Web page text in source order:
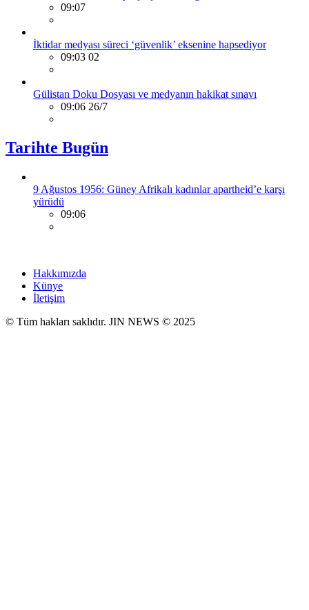
09:07
İktidar medyası süreci ‘güvenlik’ eksenine hapsediyor
09:03 02
Gülistan Doku Dosyası ve medyanın hakikat sınavı
09:06 26/7
Tarihte Bugün
9 Ağustos 1956: Güney Afrikalı kadınlar apartheid’e karşı
yürüdü
09:06
Hakkımızda
Künye
İletişim
© Tüm hakları saklıdır. JIN NEWS © 2025